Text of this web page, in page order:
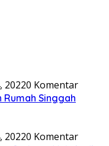
20220 Komentar
Rumah Singgah
20220 Komentar